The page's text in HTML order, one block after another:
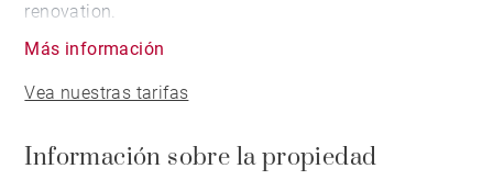
renovation.
Más información
Vea nuestras tarifas
Información sobre la propiedad